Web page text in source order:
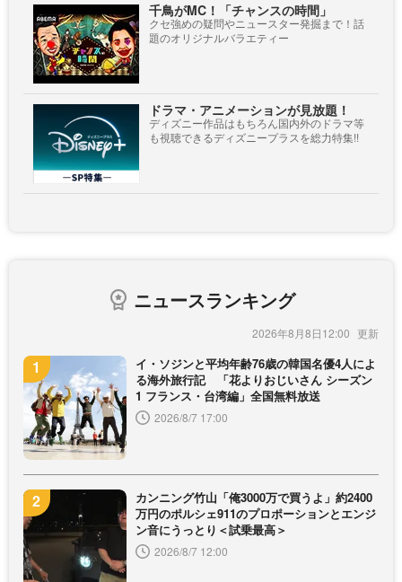
千鳥がMC！「チャンスの時間」
クセ強めの疑問やニュースター発掘まで！話
題のオリジナルバラエティー
ドラマ・アニメーションが見放題！
ディズニー作品はもちろん国内外のドラマ等
も視聴できるディズニープラスを総力特集!!
ニュースランキング
2026年8月8日12:00
イ・ソジンと平均年齢76歳の韓国名優4人によ
る海外旅行記 「花よりおじいさん シーズン
1 フランス・台湾編」全国無料放送
2026/8/7 17:00
カンニング竹山「俺3000万で買うよ」約2400
万円のポルシェ911のプロポーションとエンジ
ン音にうっとり＜試乗最高＞
2026/8/7 12:00